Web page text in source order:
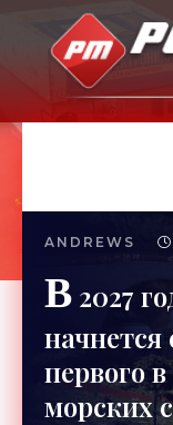
ANDREWS
В 2027
начнется
первого
морских